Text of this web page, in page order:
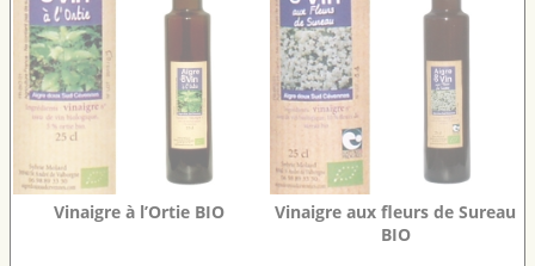
Vinaigre à l’Ortie BIO
Vinaigre aux fleurs de Sureau
BIO